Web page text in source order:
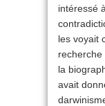
intéressé
les voyait
recherche
la
avait